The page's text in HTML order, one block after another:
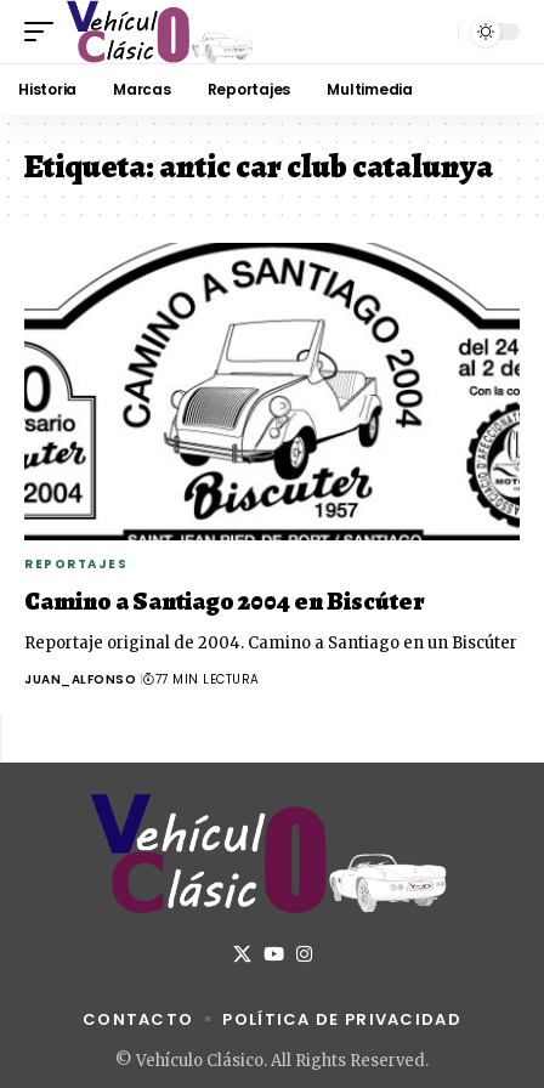
Historia Marcas Reportajes Multimedia
Etiqueta:antic car club catalunya
REPORTAJES
Camino a Santiago 2004 en Biscúter
Reportaje original de 2004. Camino a Santiago en un Biscúter
JUAN_ALFONSO 77 MIN LECTURA
© Vehículo Clásico. All Rights Reserved.
CONTACTO POLÍTICA DE PRIVACIDAD